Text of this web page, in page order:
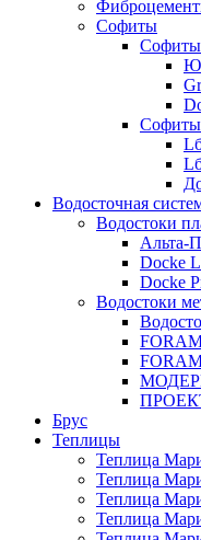
Софиты
Софиты
Водосточная
Водостоки
Альта-
Docke
Docke
Водостоки
Брус
Теплицы
Теплица
Теплица
Теплица
Теплица